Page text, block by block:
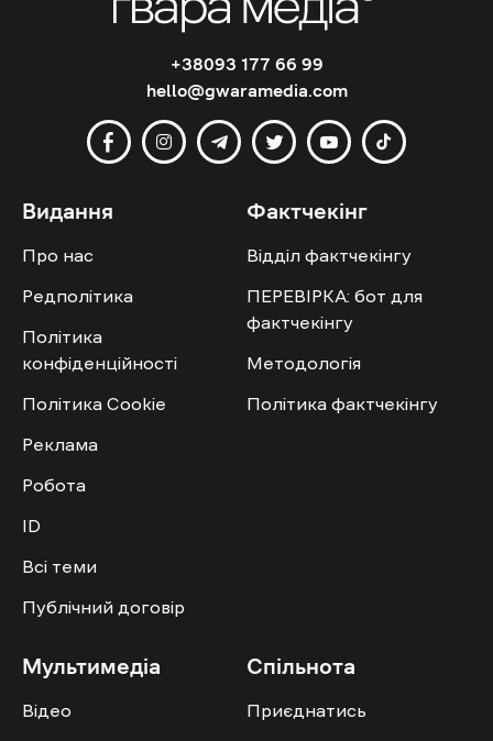
+38093 177 66 99
hello@gwaramedia.com
Видання
Про нас
Редполітика
Політика
конфіденційності
Політика Cookie
Реклама
Робота
ID
Всі теми
Публічний договір
Фактчекінг
Відділ фактчекінгу
ПЕРЕВІРКА: бот для
фактчекінгу
Методологія
Політика фактчекінгу
Мультимедіа
Відео
Спільнота
Приєднатись